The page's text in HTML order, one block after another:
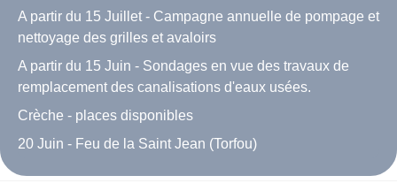
A partir du 15 Juillet - Campagne annuelle de pompage et
nettoyage des grilles et avaloirs
A partir du 15 Juin - Sondages en vue des travaux de
remplacement des canalisations d'eaux usées.
Crèche - places disponibles
20 Juin - Feu de la Saint Jean (Torfou)